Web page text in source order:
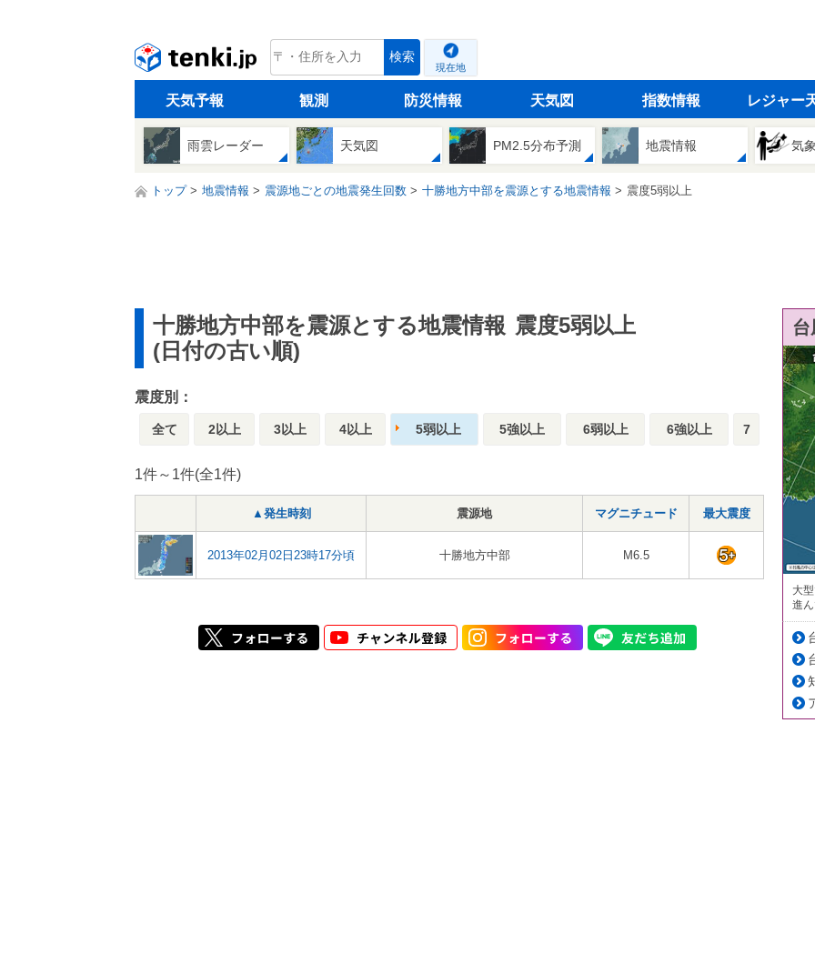
tenki.jp 検索
現在地
天気予報 観測 防災情報 天気図 指数情報 レジャー
雨雲レーダー 天気図 PM2.5分布予測 地震情報 気
トップ 地震情報 震源地ごとの地震発生回数 十勝地方中部を震源とする地震情報 震度5弱以上
十勝地方中部を震源とする地震情報 震度5弱以上
(日付の古い順)
震度別：
全て 2以上 3以上 4以上 5弱以上 5強以上 6弱以上 6強以上 7
1件～1件(全1件)
▲発生時刻 震源地 マグニチュード 最大震度
2013年02月02日23時17分頃 十勝地方中部 M6.5
大
進